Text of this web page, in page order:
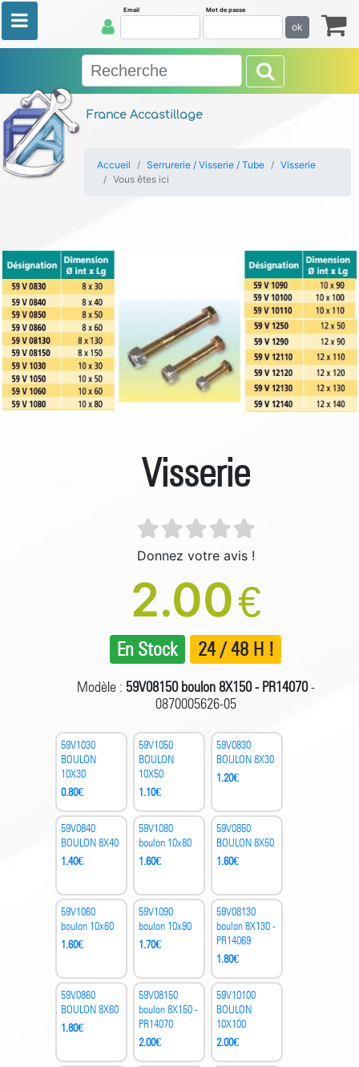
France Accastillage
Email Mot de passe
ok
Accueil Serrurerie / Visserie / Tube
Visserie
Vous êtes ici
Visserie
Donnez votre avis !
2.00€
En Stock 24 / 48 H !
Modèle : 59V08150 boulon 8X150 - PR14070-
0870005626-05
59V1030
BOULON
10X30
0.80€
59V1050
BOULON
10X50
1.10€
59V0830
BOULON 8X30
1.20€
59V0840
BOULON 8X40
1.40€
59V1080
boulon 10x80
1.60€
59V0850
BOULON 8X50
1.60€
59V1060
boulon 10x60
1.60€
59V1090
boulon 10x90
1.70€
59V08130
boulon 8X130 -
PR14069
1.80€
59V0860
BOULON 8X60
1.80€
59V08150
boulon 8X150 -
PR14070
2.00€
59V10100
BOULON
10X100
2.00€